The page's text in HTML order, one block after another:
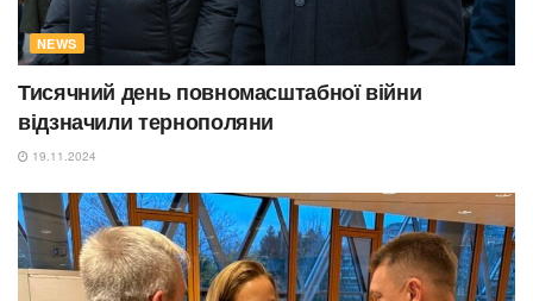
NEWS
Тисячний день повномасштабної війни
відзначили тернополяни
19.11.2024